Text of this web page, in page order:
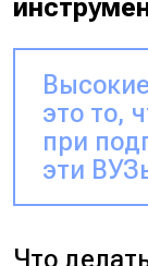
это то,
при
эти